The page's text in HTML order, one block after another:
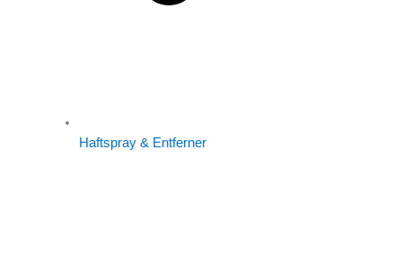
Haftspray & Entferner